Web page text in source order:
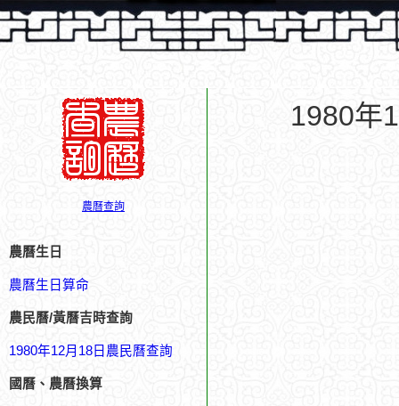
農曆查詢
農曆生日
農曆生日算命
農民曆/黃曆吉時查詢
1980年12月18日農民曆查詢
國曆、農曆換算
1980年